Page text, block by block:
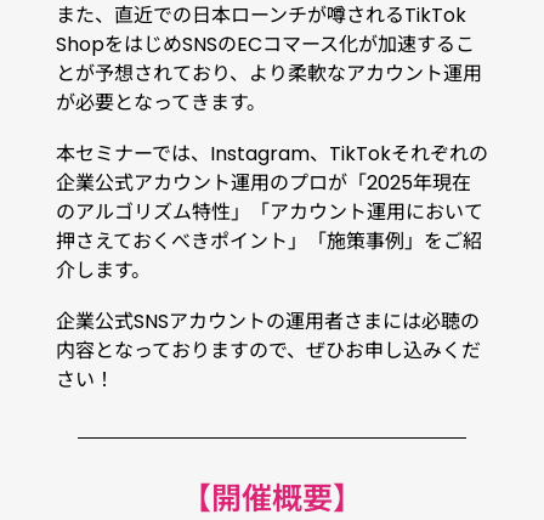
また、直近での日本ローンチが噂されるTikTok
ShopをはじめSNSのECコマース化が加速するこ
とが予想されており、より柔軟なアカウント運用
が必要となってきます。
本セミナーでは、Instagram、TikTokそれぞれの
企業公式アカウント運用のプロが「2025年現在
のアルゴリズム特性」「アカウント運用において
押さえておくべきポイント」「施策事例」をご紹
介します。
企業公式SNSアカウントの運用者さまには必聴の
内容となっておりますので、ぜひお申し込みくだ
さい！
【開催概要】